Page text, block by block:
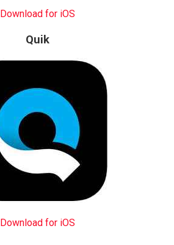
Download for iOS
Quik
Download for iOS